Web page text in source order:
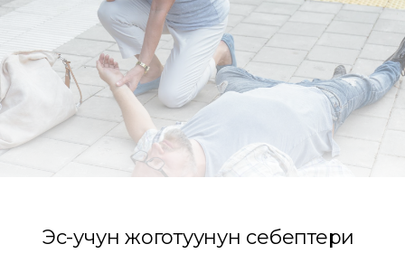
Эс-учун жоготуунун себептери